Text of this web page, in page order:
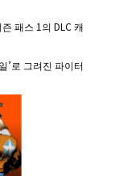
패스 1의 DLC 캐
’로 그려진 파이터